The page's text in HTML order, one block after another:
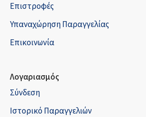
Επιστροφές
Υπαναχώρηση Παραγγελίας
Επικοινωνία
Λογαριασμός
Σύνδεση
Ιστορικό Παραγγελιών